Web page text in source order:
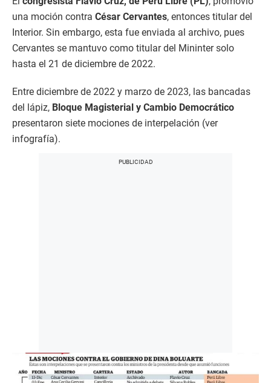
una moción contra César Cervantes, entonces titular del
Interior. Sin embargo, esta fue enviada al archivo, pues
Cervantes se mantuvo como titular del Mininter solo
hasta el 21 de diciembre de 2022.
Entre diciembre de 2022 y marzo de 2023, las bancadas
del lápiz, Bloque Magisterial y Cambio Democrático
presentaron siete mociones de interpelación (ver
infografía).